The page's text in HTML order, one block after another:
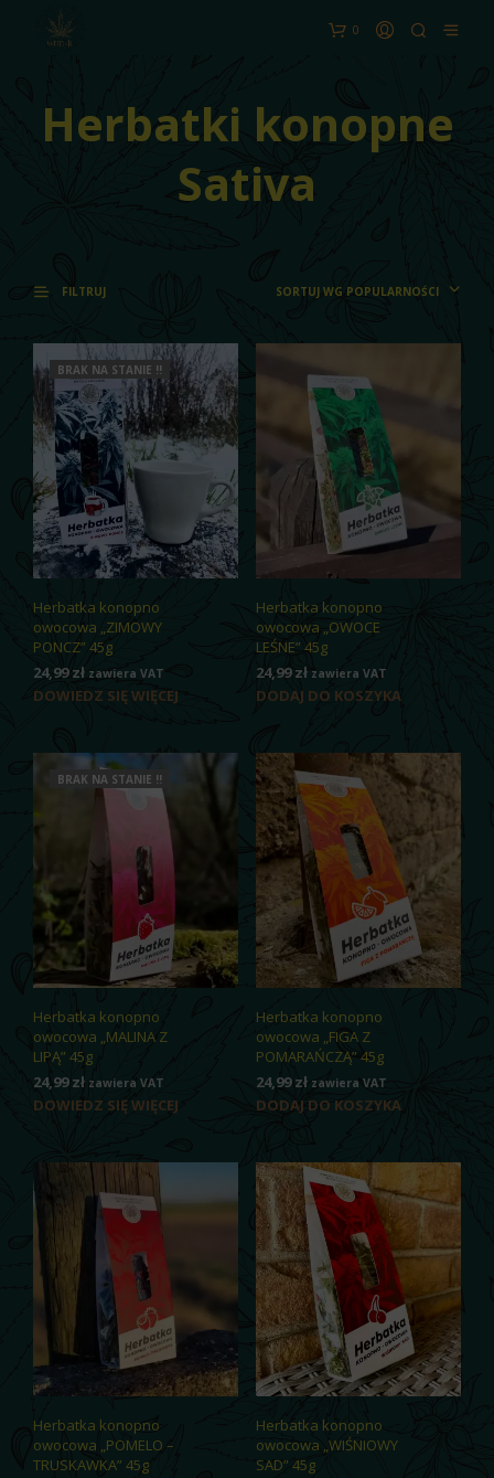
0
Herbatki konopne
Sativa
FILTRUJ SORTUJ WG POPULARNOŚCI
BRAK NA STANIE !!
Herbatka konopno
owocowa „ZIMOWY
PONCZ” 45g
24,99zł zawiera VAT
DOWIEDZ SIĘ WIĘCEJ
Herbatka konopno
owocowa „OWOCE
LEŚNE” 45g
24,99zł zawiera VAT
DODAJ DO KOSZYKA
BRAK NA STANIE !!
Herbatka konopno
owocowa „MALINA Z
LIPĄ” 45g
24,99zł zawiera VAT
DOWIEDZ SIĘ WIĘCEJ
Herbatka konopno
owocowa „FIGA Z
POMARAŃCZĄ” 45g
24,99zł zawiera VAT
DODAJ DO KOSZYKA
Herbatka konopno
owocowa „POMELO –
TRUSKAWKA” 45g
Herbatka konopno
owocowa „WIŚNIOWY
SAD” 45g